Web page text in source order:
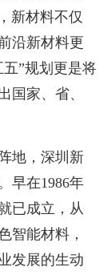
新材料不仅
沿新材料更
”规划更是将
国家、省、
地，深圳新
早在1986年
已成立，从
智能材料，
发展的生动